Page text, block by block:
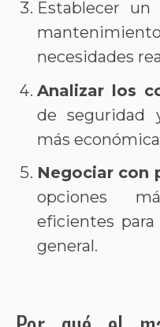
Establecer un
necesidades
Analizar los
de seguridad
más
Negociar con
opciones
eficientes
general.